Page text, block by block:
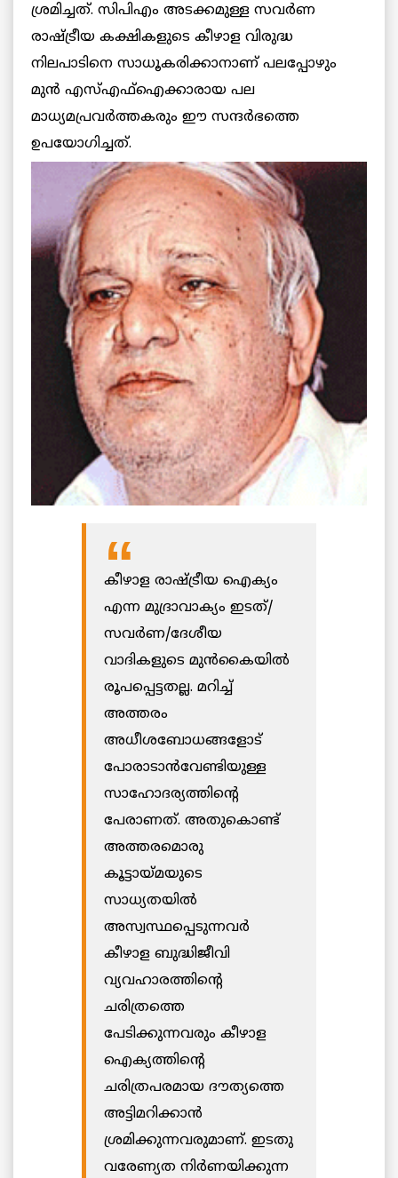
ശ്രമിച്ചത്. സിപിഎം അടക്കമുള്ള സവര്‍ണ
രാഷ്ട്രീയ കക്ഷികളുടെ കീഴാള വിരുദ്ധ
നിലപാടിനെ സാധൂകരിക്കാനാണ് പലപ്പോഴും
മുന്‍ എസ്എഫ്ഐക്കാരായ പല
മാധ്യമപ്രവര്‍ത്തകരും ഈ സന്ദര്‍ഭത്തെ
ഉപയോഗിച്ചത്.
കീഴാള രാഷ്ട്രീയ ഐക്യം
എന്ന മുദ്രാവാക്യം ഇടത്/
സവര്‍ണ/ദേശീയ
വാദികളുടെ മുന്‍കൈയില്‍
രൂപപ്പെട്ടതല്ല. മറിച്ച്
അത്തരം
അധീശബോധങ്ങളോട്
പോരാടാന്‍വേണ്ടിയുള്ള
സാഹോദര്യത്തിന്റെ
പേരാണത്. അതുകൊണ്ട്
അത്തരമൊരു
കൂട്ടായ്മയുടെ
സാധ്യതയില്‍
അസ്വസ്ഥപ്പെടുന്നവര്‍
കീഴാള ബുദ്ധിജീവി
വ്യവഹാരത്തിന്റെ
ചരിത്രത്തെ
പേടിക്കുന്നവരും കീഴാള
ഐക്യത്തിന്റെ
ചരിത്രപരമായ ദൗത്യത്തെ
അട്ടിമറിക്കാന്‍
ശ്രമിക്കുന്നവരുമാണ്. ഇടതു
വരേണ്യത നിര്‍ണയിക്കുന്ന